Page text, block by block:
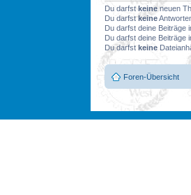
Du darfst keineneuen
Du darfstkeine
Du darfst deine Beiträge
Du darfst deine Beiträge
Du darfst keine
Foren-Übersicht